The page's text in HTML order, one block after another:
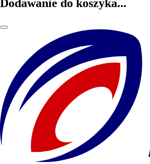
Dodawanie do koszyka...